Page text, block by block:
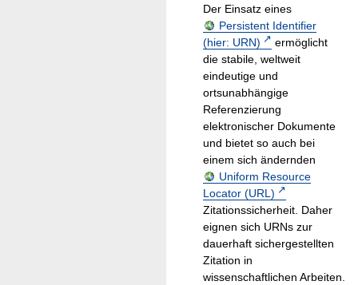
Der Einsatz eines
Persistent Identifier
(hier: URN)
ermöglicht
die stabile, weltweit
eindeutige und
ortsunabhängige
Referenzierung
elektronischer Dokumente
und bietet so auch bei
einem sich ändernden
Uniform Resource
Locator (URL)
Zitationssicherheit. Daher
eignen sich URNs zur
dauerhaft sichergestellten
Zitation in
wissenschaftlichen Arbeiten.